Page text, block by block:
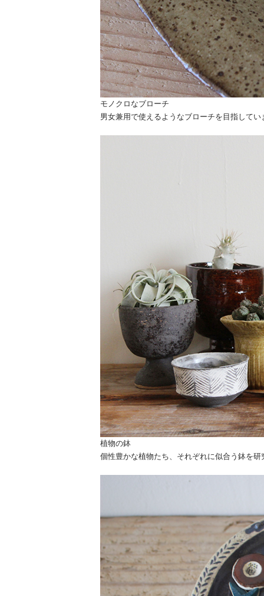
モノクロなブローチ
男女兼用で使えるようなブローチを目指してい
植物の鉢
個性豊かな植物たち、それぞれに似合う鉢を研